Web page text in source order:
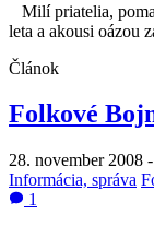
Milí priatelia,
leta a akousi oázou
Článok
Folkové
28. november 2008
Informácia, správa
1